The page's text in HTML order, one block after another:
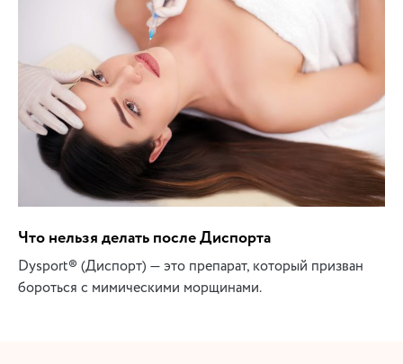
Что нельзя делать после Диспорта
Dysport® (Диспорт) — это препарат, который призван
бороться с мимическими морщинами.